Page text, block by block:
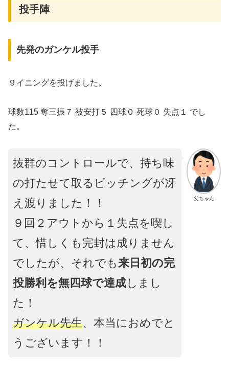
投手陣
先発のガンケル投手
９イニングを投げました。
球数115 奪三振７ 被安打５ 四球０ 死球０ 失点１ でし
た。
父ちゃん
抜群のコントロールで、持ち味
の打たせて取るピッチングが冴
え渡りました！！
９回２アウトから１失点を喫し
て、惜しくも完封は成りません
でしたが、それでも 来日初の完
投勝利を無四球で達成しまし
た！
ガンケル先生、本当におめでと
うございます！！